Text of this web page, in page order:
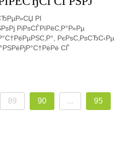
РІ
РіРѕСЃРїРёС‚Р°Р»Рµ
РєРѕС‚РѕСЂС‹Рµ
СЃ
89 90 ... 95